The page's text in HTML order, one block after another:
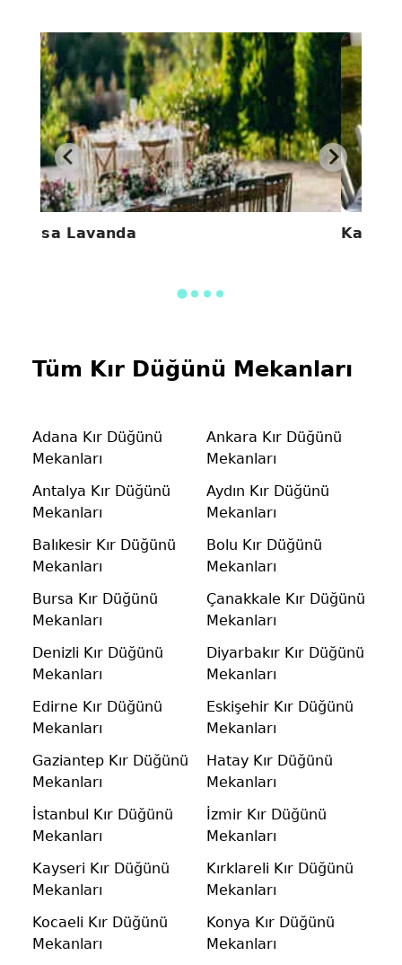
Casa Lavanda
Tüm Kır Düğünü Mekanları
Adana Kır Düğünü
Mekanları
Ankara Kır Düğünü
Mekanları
Antalya Kır Düğünü
Mekanları
Aydın Kır Düğünü
Mekanları
Balıkesir Kır Düğünü
Mekanları
Bolu Kır Düğünü
Mekanları
Bursa Kır Düğünü
Mekanları
Çanakkale Kır Düğünü
Mekanları
Denizli Kır Düğünü
Mekanları
Diyarbakır Kır Düğünü
Mekanları
Edirne Kır Düğünü
Mekanları
Eskişehir Kır Düğünü
Mekanları
Gaziantep Kır Düğünü
Mekanları
Hatay Kır Düğünü
Mekanları
İstanbul Kır Düğünü
Mekanları
İzmir Kır Düğünü
Mekanları
Kayseri Kır Düğünü
Mekanları
Kırklareli Kır Düğünü
Mekanları
Kocaeli Kır Düğünü
Mekanları
Konya Kır Düğünü
Mekanları